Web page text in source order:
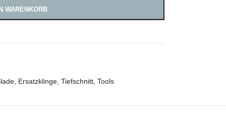
WARENKORB
, Ersatzklinge, Tiefschnitt, Tools